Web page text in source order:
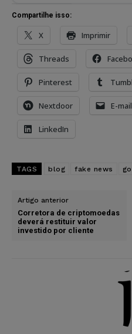
Compartilhe isso:
X Imprimir
Threads
Pinterest
Nextdoor E-mail
LinkedIn
TAGS blog fake news
Artigo anterior
Corretora de criptomoedas
deverá restituir valor
investido por cliente